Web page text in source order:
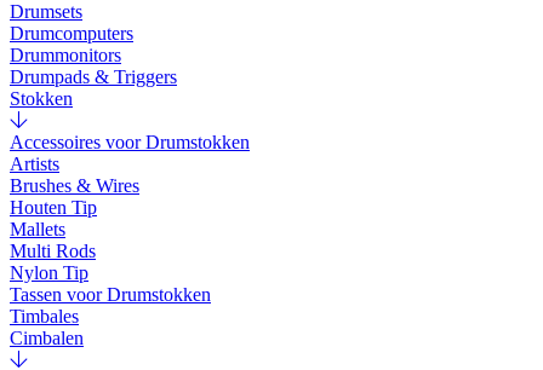
Drumsets
Drumcomputers
Drummonitors
Drumpads & Triggers
Stokken
Accessoires voor Drumstokken
Artists
Brushes & Wires
Houten Tip
Mallets
Multi Rods
Nylon Tip
Tassen voor Drumstokken
Timbales
Cimbalen